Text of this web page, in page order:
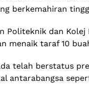
berkemahiran
Politeknik dan
menaik taraf 10
telah berstatus
antarabangsa